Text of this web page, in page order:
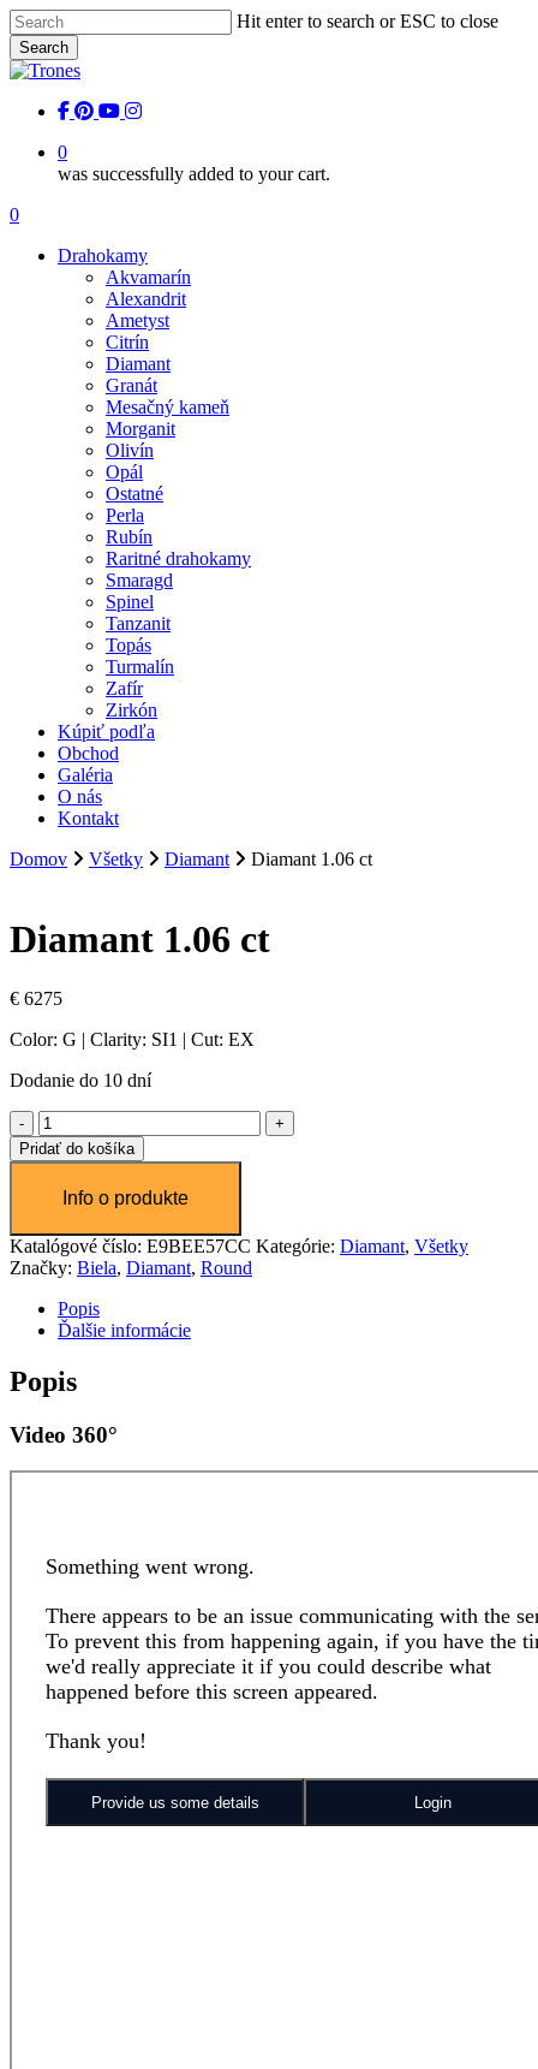
Skip
to
main
content
Hit enter to search or ESC to close
Search
Close
facebook
pinterest
youtubeinstagram
0
was successfully added to your cart.
Menu
0
Drahokamy
Akvamarín
Alexandrit
Ametyst
Citrín
Diamant
Granát
Mesačný kameň
Morganit
Olivín
Opál
Ostatné
Perla
Rubín
Raritné drahokamy
Smaragd
Spinel
Tanzanit
Topás
Turmalín
Zafír
Zirkón
Kúpiť podľa
Obchod
Galéria
O nás
Kontakt
Domov
Všetky Diamant Diamant 1.06 ct
Diamant 1.06 ct
€ 6275
Color: G | Clarity: SI1 | Cut: EX
Dodanie do 10 dní
množstvo
Diamant
1.06
Pridať do košíka
Katalógové číslo: E9BEE57CC Kategórie: Diamant, Všetky
Značky: Biela, Diamant, Round
Popis
Ďalšie informácie
Popis
Video 360°